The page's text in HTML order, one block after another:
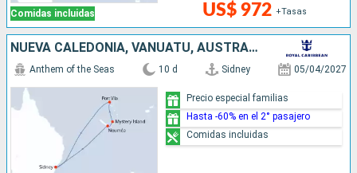
Comidas incluidas US$ 972 +Tasas
NUEVA CALEDONIA, VANUATU, AUSTRALIA
Anthem of the Seas 10 d Sidney 05/04/2027
Precio especial familias
Hasta -60% en el 2° pasajero
Comidas incluidas